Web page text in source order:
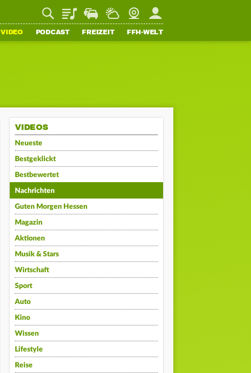
PlaylistStaupilotWetterWebcamMein FFH
VIDEO PODCAST FREIZEIT FFH-WELT
VIDEOS
Neueste
Bestgeklickt
Bestbewertet
Nachrichten
Guten Morgen Hessen
Magazin
Aktionen
Musik & Stars
Wirtschaft
Sport
Auto
Kino
Wissen
Lifestyle
Reise